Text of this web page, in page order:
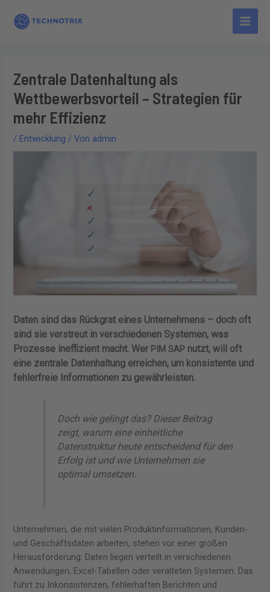
Inhalt
Main
Zentrale Datenhaltung als
Wettbewerbsvorteil – Strategien für
mehr Effizienz
/ Entwicklung / Von admin
Daten sind das Rückgrat eines Unternehmens – doch oft
sind sie verstreut in verschiedenen Systemen, was
Prozesse ineffizient macht. Wer PIM SAP nutzt, will oft
eine zentrale Datenhaltung erreichen, um konsistente und
fehlerfreie Informationen zu gewährleisten.
Doch wie gelingt das? Dieser Beitrag
zeigt, warum eine einheitliche
Datenstruktur heute entscheidend für den
Erfolg ist und wie Unternehmen sie
optimal umsetzen.
Unternehmen, die mit vielen Produktinformationen, Kunden-
und Geschäftsdaten arbeiten, stehen vor einer großen
Herausforderung: Daten liegen verteilt in verschiedenen
Anwendungen, Excel-Tabellen oder veralteten Systemen. Das
führt zu Inkonsistenzen, fehlerhaften Berichten und